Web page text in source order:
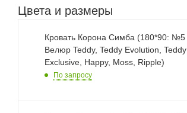
Цвета и размеры
Кровать Корона Симба (180*90: №5
Велюр Teddy, Teddy Evolution, Teddy
Exclusive, Happy, Moss, Ripple)
По запросу